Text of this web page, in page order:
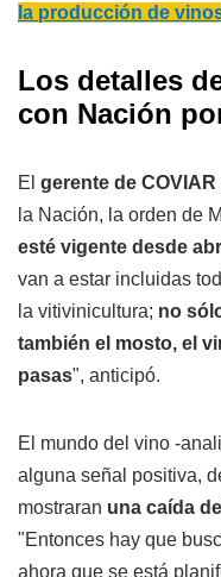
la producción de
Los detalles
con Nación
El gerente de COVIAR
la Nación, la orden de
esté vigente desde
van a estar incluidas
la vitivinicultura; no
también el mosto, el
pasas", anticipó.
El mundo del vino -
alguna señal positiva,
mostraran una caída
"Entonces hay que
ahora que se está